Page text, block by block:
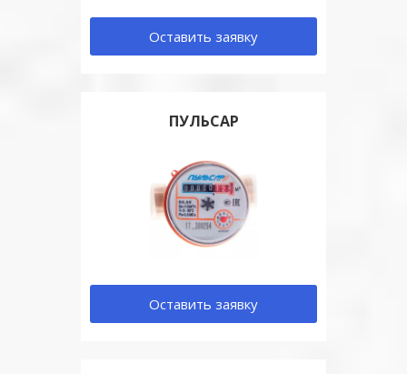
Оставить заявку
ПУЛЬСАР
Оставить заявку